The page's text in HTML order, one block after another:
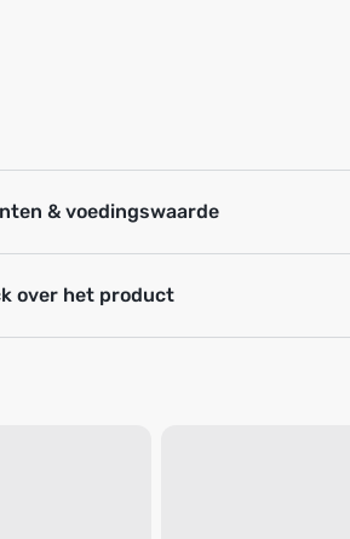
& voedingswaarde
over het product